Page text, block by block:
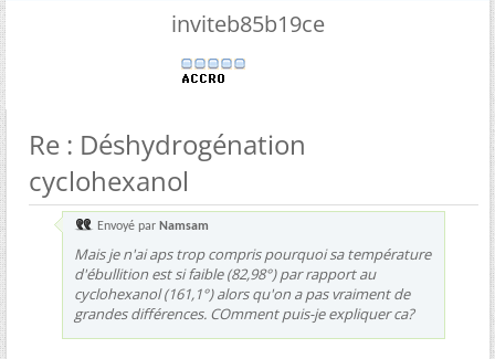
inviteb85b19ce
Re : Déshydrogénation
cyclohexanol
Envoyé par Namsam
Mais je n'ai aps trop compris pourquoi sa température
d'ébullition est si faible (82,98°) par rapport au
cyclohexanol (161,1°) alors qu'on a pas vraiment de
grandes différences. COmment puis-je expliquer ca?